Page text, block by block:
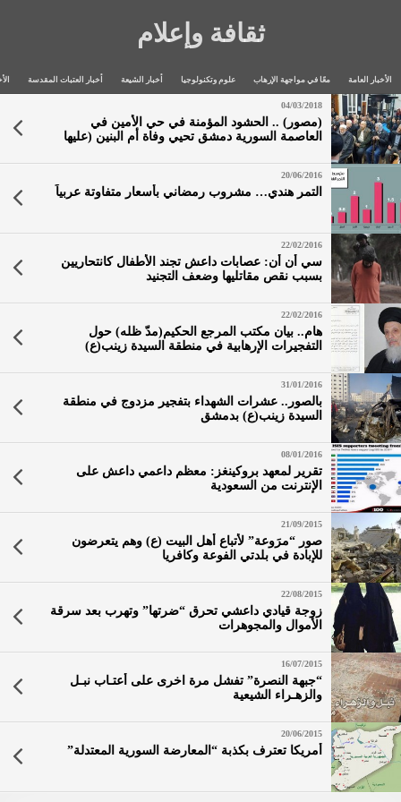
ثقافة وإعلام
الأخبار العامة معًا في مواجهة الإرهاب علوم وتكنولوجيا أخبار الشيعة أخبار العتبات المقدسة
04/03/2018
(مصور) .. الحشود المؤمنة في حي الأمين في
العاصمة السورية دمشق تحيي وفاة أم البنين (عليها
الحكيم (مدّ ظله)
20/06/2016
التمر هندي… مشروب رمضاني بأسعار متفاوتة عربياً
22/02/2016
سي أن أن: عصابات داعش تجند الأطفال كانتحاريين
بسبب نقص مقاتليها وضعف التجنيد
22/02/2016
هام.. بيان مكتب المرجع الحكيم(مدّ ظله) حول
التفجيرات الإرهابية في منطقة السيدة زينب(ع)
31/01/2016
بالصور.. عشرات الشهداء بتفجير مزدوج في منطقة
السيدة زينب(ع) بدمشق
08/01/2016
تقرير لمعهد بروكينغز: معظم داعمي داعش على
الإنترنت من السعودية
21/09/2015
صور “مرَوعة” لأتباع أهل البيت (ع) وهم يتعرضون
للإبادة في بلدتي الفوعة وكافريا
22/08/2015
زوجة قيادي داعشي تحرق “ضرتها” وتهرب بعد سرقة
الأموال والمجوهرات
16/07/2015
“جبهة النصرة” تفشل مرة اخرى على أعتـاب نبـل
والزهـراء الشيعية
20/06/2015
أمريكا تعترف بكذبة “المعارضة السورية المعتدلة”